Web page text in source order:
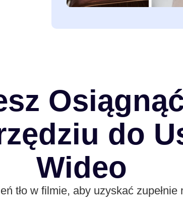
do
Wideo
tło w filmie, aby uzyskać zupełnie